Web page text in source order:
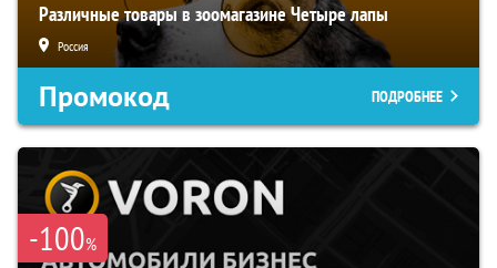
Различные товары в зоомагазине Четыре лапы
Россия
Промокод ПОДРОБНЕЕ
-100%